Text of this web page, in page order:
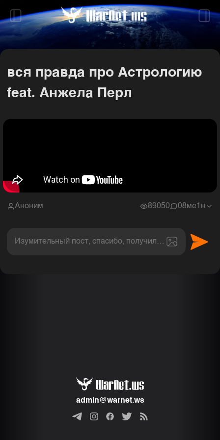
вся правда про Астрологию
feat. Анжела Перл
Аноним 89050 08ме1н
Изумительный пост, спасибо, получил величайшее
admin@warnet.ws